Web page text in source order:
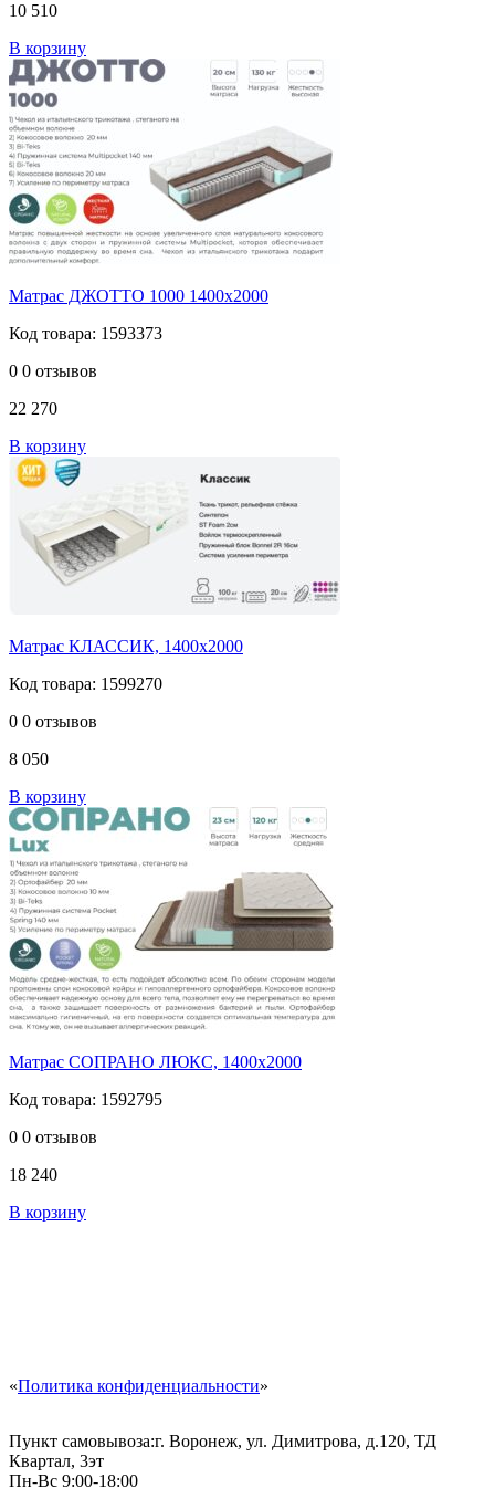
10 510
В корзину
Матрас ДЖОТТО 1000 1400х2000
Код товара: 1593373
0 0 отзывов
22 270
В корзину
Матрас КЛАССИК, 1400х2000
Код товара: 1599270
0 0 отзывов
8 050
В корзину
Матрас СОПРАНО ЛЮКС, 1400х2000
Код товара: 1592795
0 0 отзывов
18 240
В корзину
«Политика конфиденциальности»
Пункт самовывоза:г. Воронеж, ул. Димитрова, д.120, ТД
Квартал, 3эт
Пн-Вс 9:00-18:00